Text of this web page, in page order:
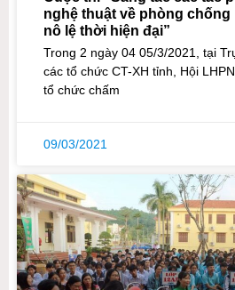
nghệ thuật về phòng
nô lệ thời hiện đại”
Trong 2 ngày 04 05/3/2021, tại
các tổ chức CT-XH tỉnh, Hội
tổ chức chấm
09/03/2021